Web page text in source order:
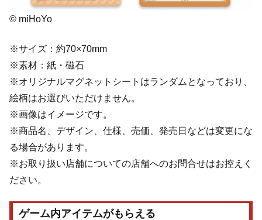
© miHoYo
※サイズ：約70×70mm
※素材：紙・磁石
※オリジナルマグネットシートはランダムとなっており、
絵柄はお選びいただけません。
※画像はイメージです。
※商品名、デザイン、仕様、売価、発売日などは変更にな
る場合があります。
※お取り扱い店舗についての店舗へのお問合せはお控えく
ださい。
ゲーム内アイテムがもらえる